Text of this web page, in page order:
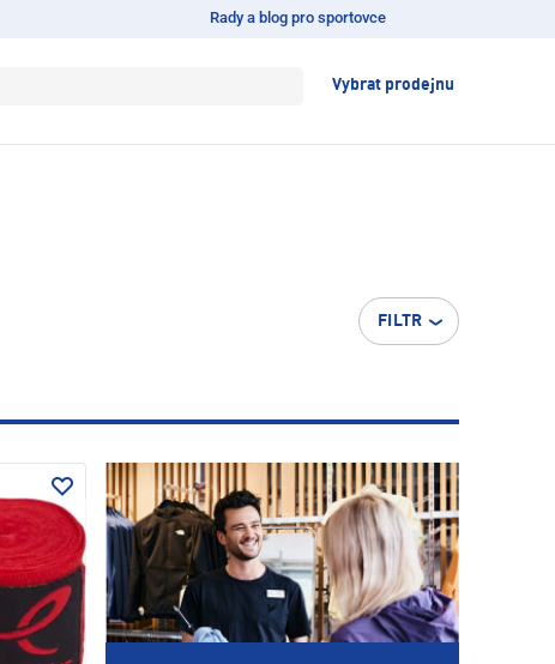
Rady a blog pro sportovce
Vybrat prodejnu
FILTR